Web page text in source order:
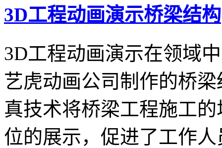
3D工程动画演示桥梁结构
3D工程动画演示在领域
艺虎动画公司制作的桥
真技术将桥梁工程施工
位的展示，促进了工作